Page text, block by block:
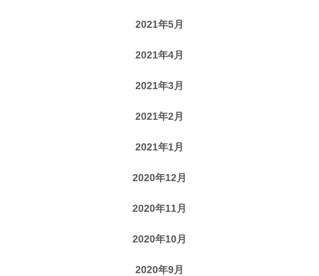
2021年5月
2021年4月
2021年3月
2021年2月
2021年1月
2020年12月
2020年11月
2020年10月
2020年9月